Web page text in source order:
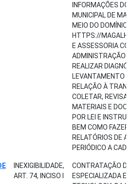
INFORMAÇÕES DO
MUNICIPAL DE
MEIO DO DOMÍNIO:
HTTPS://
E ASSESSORIA
ADMINISTRAÇÃO
REALIZAR
LEVANTAMENTO
RELAÇÃO À
COLETAR, REVISAR
MATERIAIS E
POR LEI E
BEM COMO FAZER
RELATÓRIOS DE
PERIÓDICO A CADA
INEXIGIBILIDADE,
ART. 74, INCISO I
CONTRATAÇÃO DE
ESPECIALIZADA